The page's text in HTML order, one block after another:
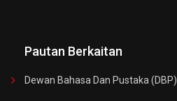
Pautan Berkaitan
Dewan Bahasa Dan Pustaka (DBP)